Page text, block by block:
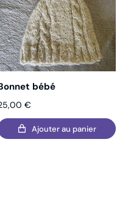
bébé
€
Ajouter au panier